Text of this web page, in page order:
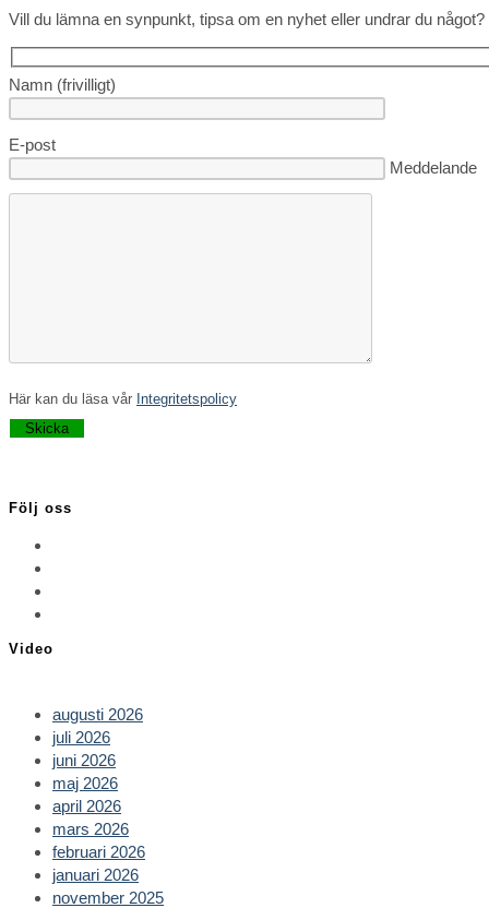
Vill du lämna en synpunkt, tipsa om en nyhet eller undrar du
Namn (frivilligt)
E-post
Lämna detta
Meddelande
Här kan du läsa vår Integritetspolicy
Lämna detta fält tomt.
Följ oss
Video
augusti 2026
juli 2026
juni 2026
maj 2026
april 2026
mars 2026
februari 2026
januari 2026
november 2025